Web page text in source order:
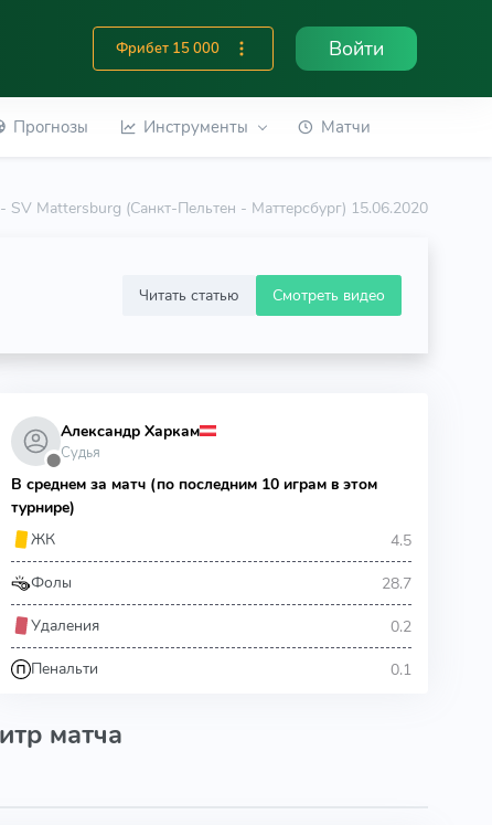
Фрибет 15 000 Войти
Прогнозы Инструменты Матчи
SV Mattersburg (Санкт-Пельтен - Маттерсбург) 15.06.2020
Читать статью Смотреть видео
⬤
Александр Харкам
Судья
В среднем за матч (по последним 10 играм в этом
турнире)
ЖК
4.5
Фолы 28.7
Удаления 0.2
Пенальти 0.1
матча